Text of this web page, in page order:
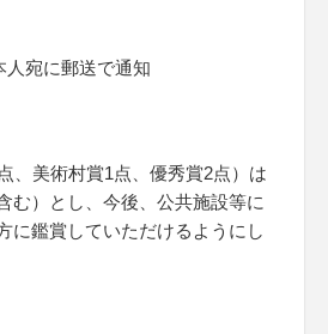
人宛に郵送で通知
、美術村賞1点、優秀賞2点）は
む）とし、今後、公共施設等に
に鑑賞していただけるようにし